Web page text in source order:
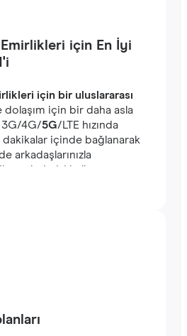
için En İyi
için bir uluslararası
dolaşım için bir daha asla
‎3G/4G/5G/LTE hızında
dakikalar içinde bağlanarak
arkadaşlarınızla
kullanmaya